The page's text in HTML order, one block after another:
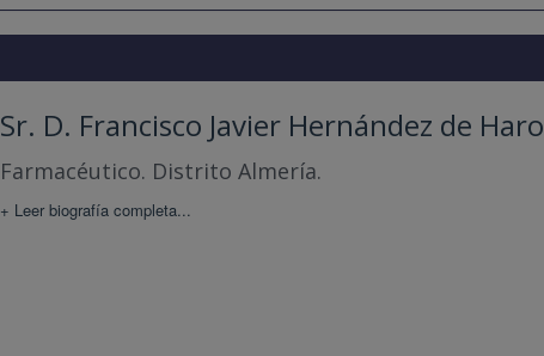
Sr. D. Francisco Javier Hernández de Haro
Farmacéutico. Distrito Almería.
+ Leer biografía completa...